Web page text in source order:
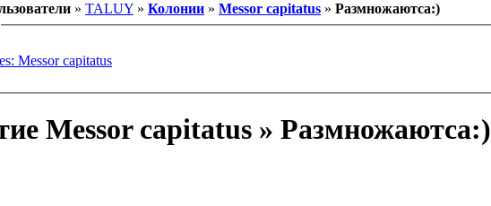
» TALUY » Колонии » Messor capitatus » Размножаютса:)
Messor capitatus
Messor capitatus » Размножаютса:)